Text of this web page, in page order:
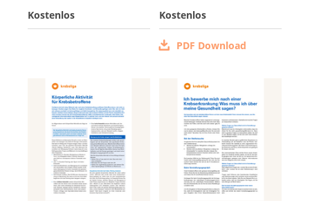
Kostenlos Kostenlos
PDF Download